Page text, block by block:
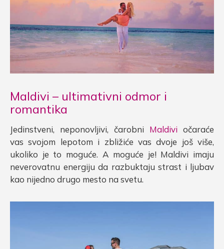
Maldivi – ultimativni odmor i
romantika
Jedinstveni, neponovljivi, čarobni Maldivi očaraće
vas svojom lepotom i zbližiće vas dvoje još više,
ukoliko je to moguće. A moguće je! Maldivi imaju
neverovatnu energiju da razbuktaju strast i ljubav
kao nijedno drugo mesto na svetu.